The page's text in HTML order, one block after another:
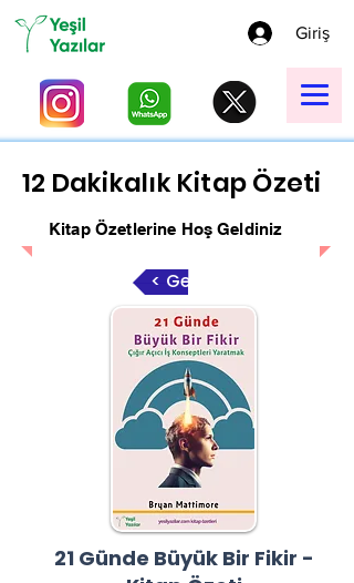
Giriş
12 Dakikalık Kitap Özeti
Kitap Özetlerine Hoş Geldiniz
21 Günde Büyük Bir Fikir -
< Geri